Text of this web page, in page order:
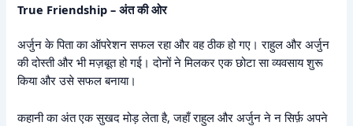
True Friendship – अंत की ओर
अर्जुन के पिता का ऑपरेशन सफल रहा और वह ठीक हो गए। राहुल और अर्जुन
की दोस्ती और भी मज़बूत हो गई। दोनों ने मिलकर एक छोटा सा व्यवसाय शुरू
किया और उसे सफल बनाया।
कहानी का अंत एक सुखद मोड़ लेता है, जहाँ राहुल और अर्जुन ने न सिर्फ़ अपने